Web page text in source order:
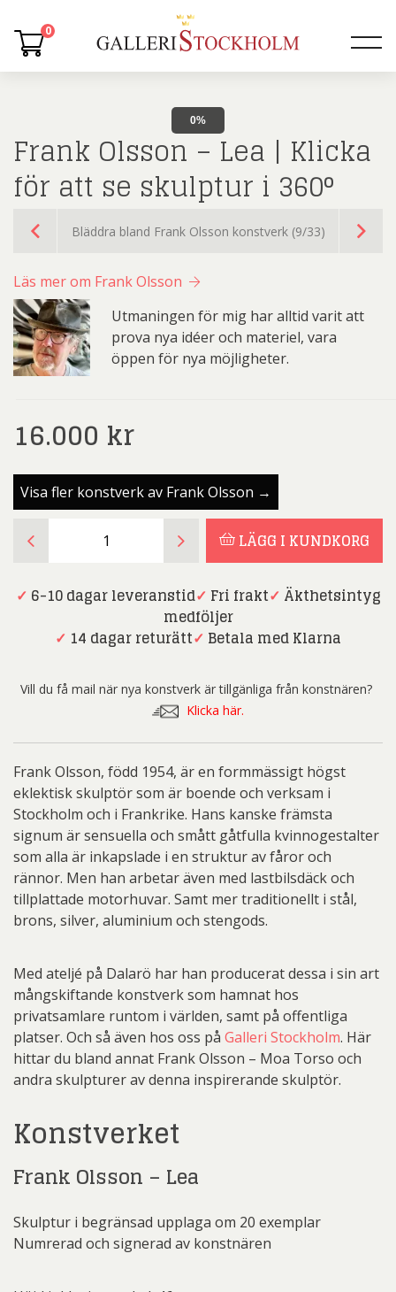
0
0%
Frank Olsson – Lea | Klicka
för att se skulptur i 360°
Bläddra bland Frank Olsson konstverk (9/33)
Läs mer om Frank Olsson
Utmaningen för mig har alltid varit att
prova nya idéer och materiel, vara
öppen för nya möjligheter.
16.000 kr
Visa fler konstverk av Frank Olsson →
Olsson
Lea
se
i
360°
mängd
LÄGG I KUNDKORG
✓ 6-10 dagar leveranstid✓ Fri frakt✓ Äkthetsintyg
medföljer
✓ 14 dagar returätt✓ Betala med Klarna
Vill du få mail när nya konstverk är tillgänliga från konstnären?
Klicka här.
Frank Olsson, född 1954, är en formmässigt högst
eklektisk skulptör som är boende och verksam i
Stockholm och i Frankrike. Hans kanske främsta
signum är sensuella och smått gåtfulla kvinnogestalter
som alla är inkapslade i en struktur av fåror och
rännor. Men han arbetar även med lastbilsdäck och
tillplattade motorhuvar. Samt mer traditionellt i stål,
brons, silver, aluminium och stengods.
Med ateljé på Dalarö har han producerat dessa i sin art
mångskiftande konstverk som hamnat hos
privatsamlare runtom i världen, samt på offentliga
platser. Och så även hos oss på Galleri Stockholm. Här
hittar du bland annat Frank Olsson – Moa Torso och
andra skulpturer av denna inspirerande skulptör.
Konstverket
Frank Olsson – Lea
Skulptur i begränsad upplaga om 20 exemplar
Numrerad och signerad av konstnären